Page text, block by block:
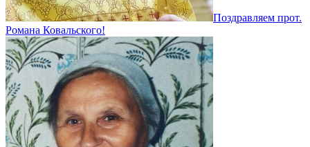
Поздравляем прот.
Романа Ковальского!